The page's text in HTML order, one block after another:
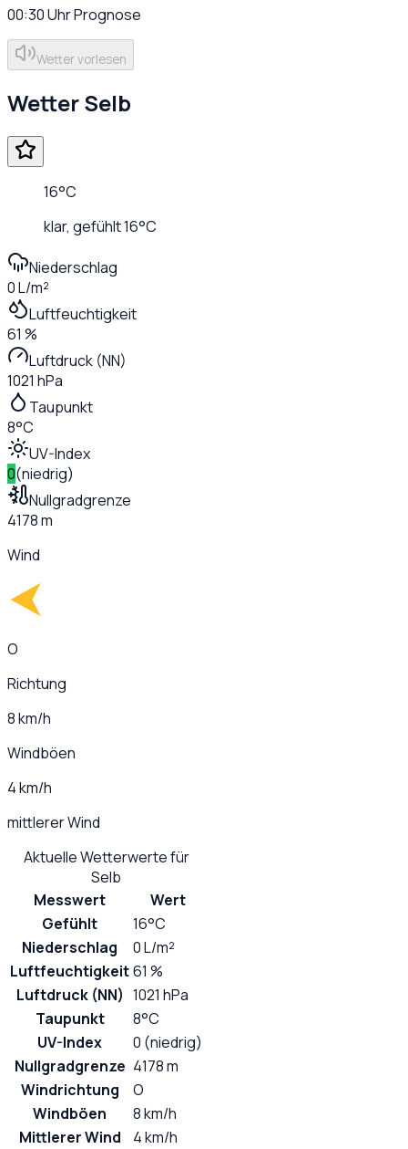
00:30UhrPrognose
Wetter vorlesen
WetterSelb
16°C
klar, gefühlt16°C
Niederschlag
0 L/m²
Luftfeuchtigkeit
61 %
Luftdruck (NN)
1021 hPa
Taupunkt
8°C
UV-Index
0(niedrig)
Nullgradgrenze
4178 m
Wind
O
Richtung
8 km/h
Windböen
4 km/h
mittlerer Wind
Aktuelle Wetterwerte für
Selb
Messwert
Wert
Gefühlt
16°C
Niederschlag
0 L/m²
Luftfeuchtigkeit61 %
Luftdruck (NN) 1021 hPa
Taupunkt
8°C
UV-Index
0 (niedrig)
Nullgradgrenze 4178 m
Windrichtung
O
Windböen
8 km/h
Mittlerer Wind
4 km/h